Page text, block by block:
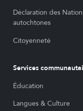
Déclaration des
autochtones
Citoyenneté
Services
Éducation
Langues & Culture